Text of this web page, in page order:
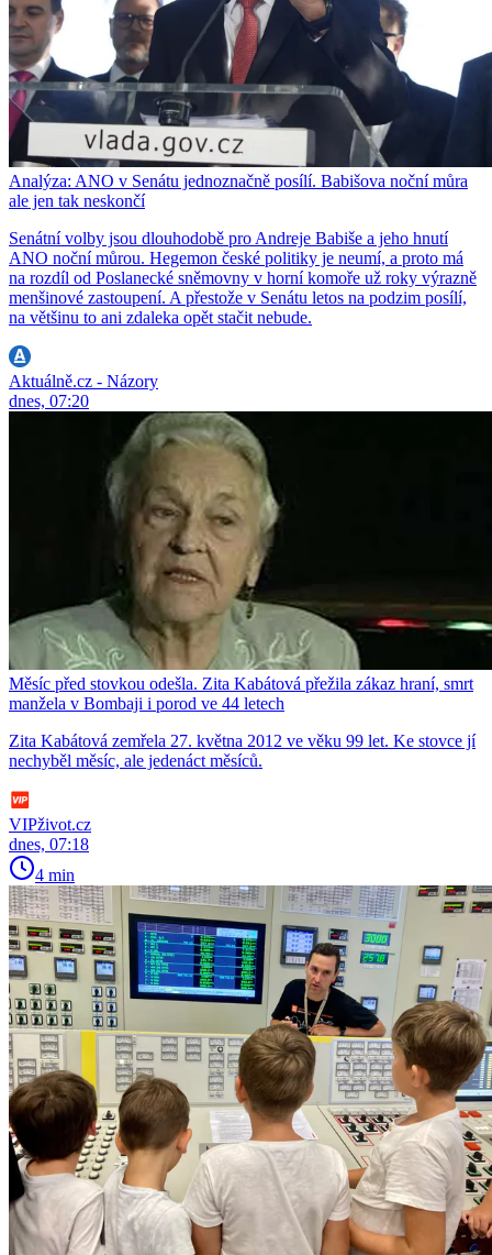
Analýza: ANO v Senátu jednoznačně posílí. Babišova noční můra
ale jen tak neskončí
Senátní volby jsou dlouhodobě pro Andreje Babiše a jeho hnutí
ANO noční můrou. Hegemon české politiky je neumí, a proto má
na rozdíl od Poslanecké sněmovny v horní komoře už roky výrazně
menšinové zastoupení. A přestože v Senátu letos na podzim posílí,
na většinu to ani zdaleka opět stačit nebude.
Aktuálně.cz - Názory
dnes, 07:20
Měsíc před stovkou odešla. Zita Kabátová přežila zákaz hraní, smrt
manžela v Bombaji i porod ve 44 letech
Zita Kabátová zemřela 27. května 2012 ve věku 99 let. Ke stovce jí
nechyběl měsíc, ale jedenáct měsíců.
VIPživot.cz
dnes, 07:18
4 min